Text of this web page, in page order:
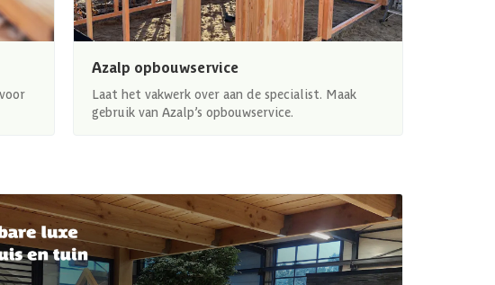
Azalp opbouwservice
Laat het vakwerk over aan de specialist. Maak
gebruik van Azalp’s opbouwservice.